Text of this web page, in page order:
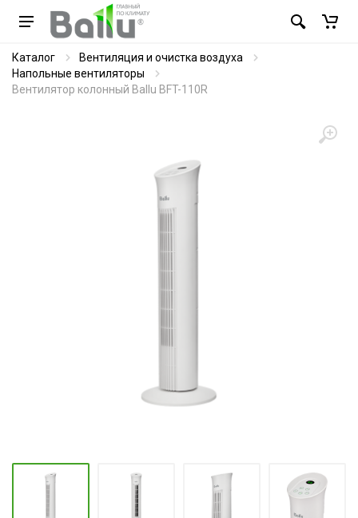
Каталог
Вентиляция и очистка воздуха
Напольные вентиляторы
Вентилятор колонный Ballu BFT-110R